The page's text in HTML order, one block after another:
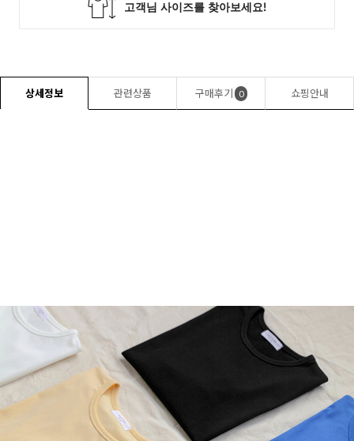
상세정보 관련상품 구매후기 0 쇼핑안내